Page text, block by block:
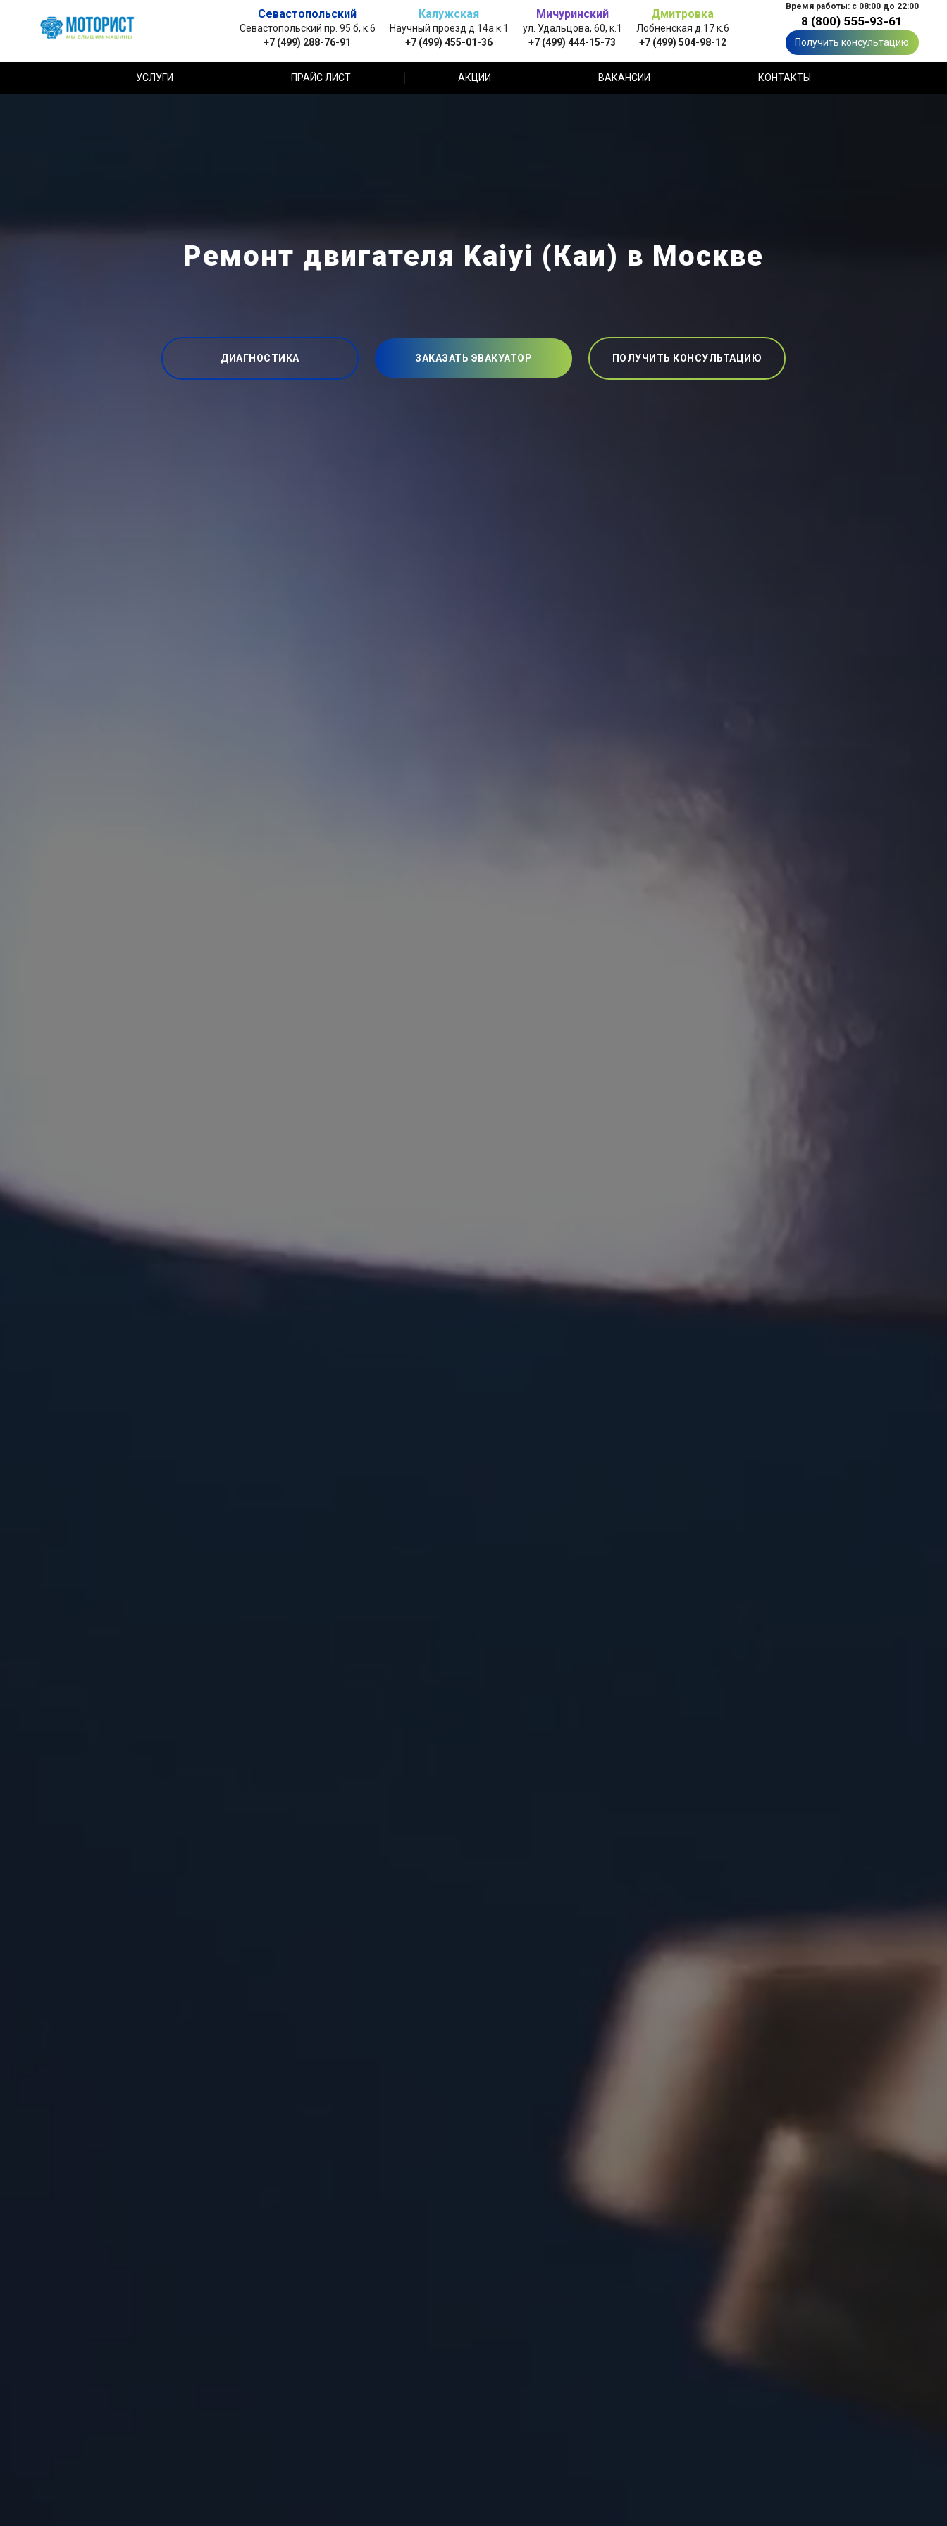
Севастопольский
Севастопольский пр. 95 б, к.6
+7 (499) 288-76-91
Калужская
Научный проезд д.14а к.1
+7 (499) 455-01-36
Мичуринский
ул. Удальцова, 60, к.1
+7 (499) 444-15-73
Дмитровка
Лобненская д.17 к.6
+7 (499) 504-98-12
Время работы: с 08:00 до 22:00
8 (800) 555-93-61
Получить консультацию
УСЛУГИ ПРАЙС ЛИСТ АКЦИИ ВАКАНСИИ КОНТАКТЫ
Ремонт двигателя Kaiyi (Каи) в Москве
ДИАГНОСТИКА ЗАКАЗАТЬ ЭВАКУАТОР ПОЛУЧИТЬ КОНСУЛЬТАЦИЮ